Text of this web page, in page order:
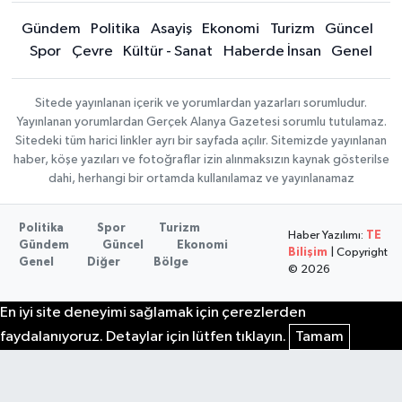
Gündem Politika Asayiş Ekonomi Turizm
Güncel
Spor
Çevre Kültür - Sanat Haberde İnsan Genel
Sitede yayınlanan içerik ve yorumlardan yazarları sorumludur.
Yayınlanan yorumlardan Gerçek Alanya Gazetesi sorumlu tutulamaz.
Sitedeki tüm harici linkler ayrı bir sayfada açılır. Sitemizde yayınlanan
haber, köşe yazıları ve fotoğraflar izin alınmaksızın kaynak gösterilse
dahi, herhangi bir ortamda kullanılamaz ve yayınlanamaz
Politika Spor
Turizm
Gündem
Güncel
Ekonomi
Genel
Diğer Bölge
Haber Yazılımı: TE
Bilişim | Copyright
© 2026
En iyi site deneyimi sağlamak için çerezlerden
faydalanıyoruz. Detaylar için lütfen tıklayın.
Tamam